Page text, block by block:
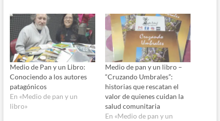
Medio de Pan y un Libro:
Conociendo a los autores
patagónicos
En «Medio de pan y un
libro»
Medio de pan y un libro –
“Cruzando Umbrales”:
historias que rescatan el
valor de quienes cuidan la
salud comunitaria
En «Medio de pan y un